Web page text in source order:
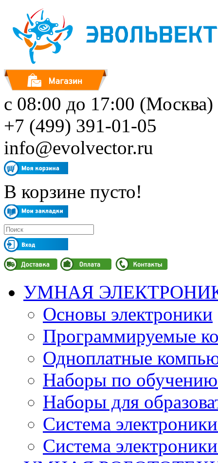
с 08:00 до 17:00 (Москва)
+7 (499) 391-01-05
info@evolvector.ru
В корзине пусто!
УМНАЯ
Основы электроники
Программируемые
Одноплатные
Наборы по
Наборы для
Система
Система